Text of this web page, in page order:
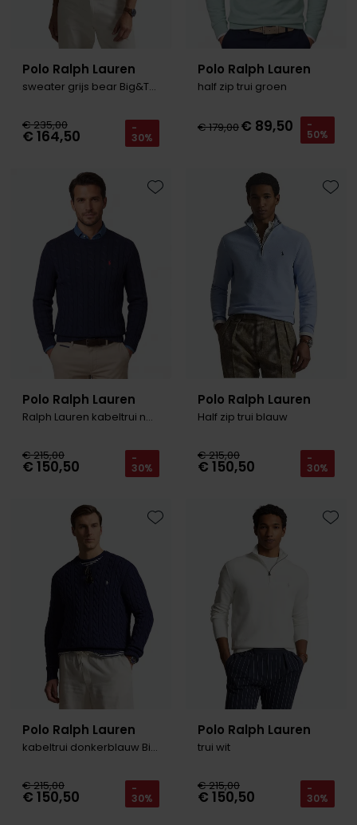
Polo Ralph Lauren
sweater grijs bear Big&Tall
€ 235,00
€ 164,50 -
30%
Polo Ralph Lauren
half zip trui groen
€ 179,00€ 89,50 -
50%
Polo Ralph Lauren
Ralph Lauren kabeltrui navy
€ 215,00
€ 150,50 -
30%
Toevoegen aan favorieten
Polo Ralph Lauren
Half zip trui blauw
€ 215,00
€ 150,50 -
30%
Polo Ralph Lauren
kabeltrui donkerblauw Big & Tall
€ 215,00
€ 150,50 -
30%
Toevoegen aan favorieten
Polo Ralph Lauren
trui wit
€ 215,00
€ 150,50 -
30%